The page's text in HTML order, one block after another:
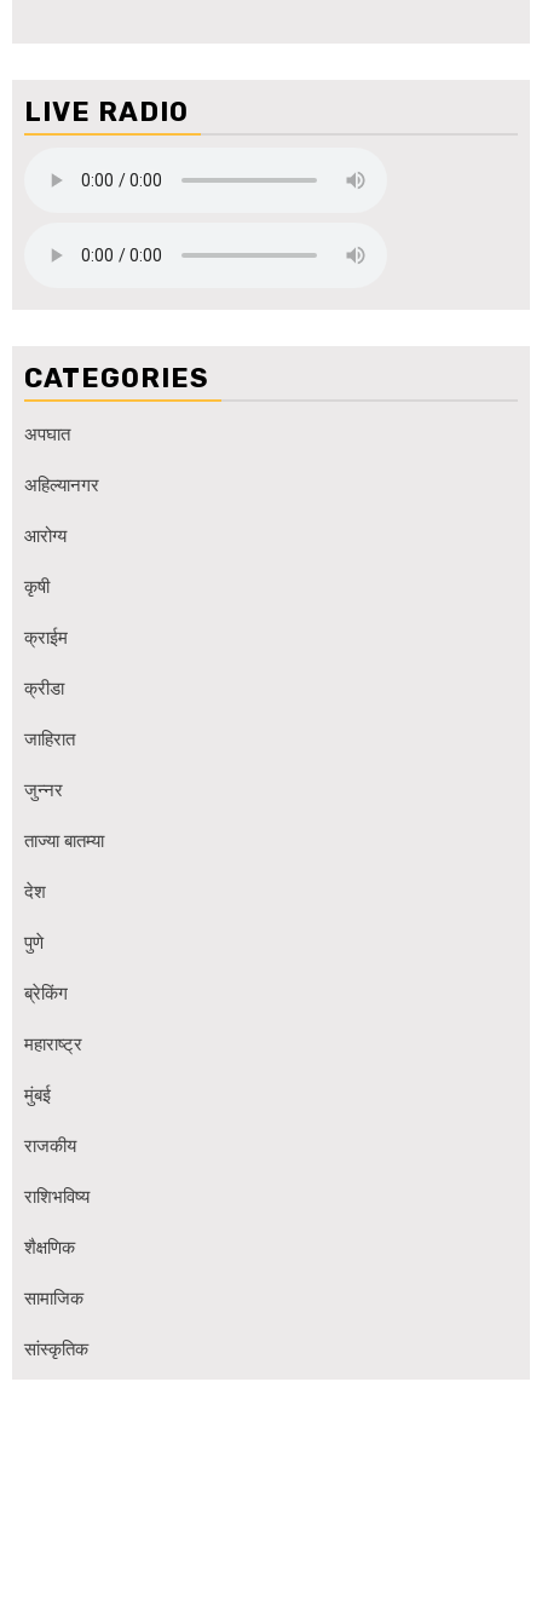
LIVE RADIO
CATEGORIES
अपघात
अहिल्यानगर
आरोग्य
कृषी
क्राईम
क्रीडा
जाहिरात
जुन्नर
ताज्या बातम्या
देश
पुणे
ब्रेकिंग
महाराष्ट्र
मुंबई
राजकीय
राशिभविष्य
शैक्षणिक
सामाजिक
सांस्कृतिक